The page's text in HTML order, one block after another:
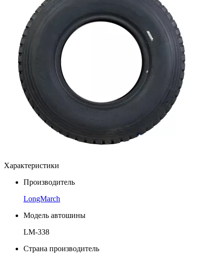
Характеристики
Производитель
LongMarch
Модель автошины
LM-338
Страна производитель